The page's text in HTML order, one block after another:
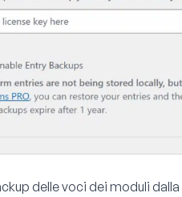
delle voci dei moduli